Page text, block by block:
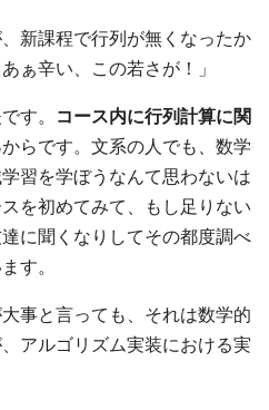
新課程で行列が無くなったか
ぁ辛い、この若さが！」
す。 コース内に行列計算に関
からです。文系の人でも、数学
習を学ぼうなんて思わないは
を初めてみて、もし足りない
に聞くなりしてその都度調べ
す。
事と言っても、それは数学的
アルゴリズム実装における実